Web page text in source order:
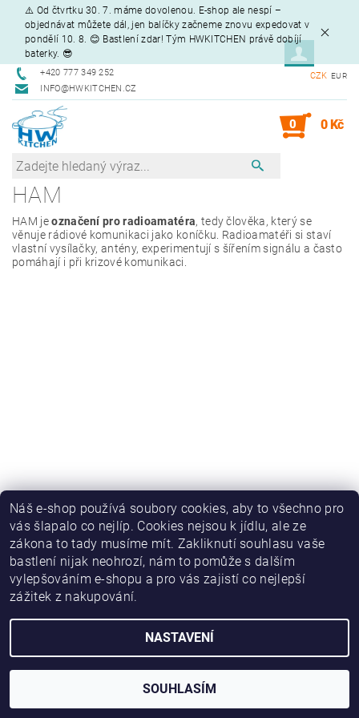
⚠️ Od čtvrtku 30. 7. máme dovolenou. E-shop ale nespí –
objednávat můžete dál, jen balíčky začneme znovu expedovat v
pondělí 10. 8. 😊 Bastlení zdar! Tým HWKITCHEN právě dobíjí
baterky. 😎
+420 777 349 252
INFO@HWKITCHEN.CZ
CZK EUR
0 0 Kč
HAM
HAM jeoznačení pro radioamatéra, tedy člověka, který se
věnuje rádiové komunikaci jako koníčku. Radioamatéři si staví
vlastní vysílačky, antény, experimentují s šířením signálu a často
pomáhají i při krizové komunikaci.
2026 © HWKITCHEN, všechna práva vyhrazena
Vytvořil Shoptet
Náš e-shop používá soubory cookies, aby to všechno pro
vás šlapalo co nejlíp. Cookies nejsou k jídlu, ale ze
zákona to tady musíme mít. Zakliknutí souhlasu vaše
bastlení nijak neohrozí, nám to pomůže s dalším
vylepšováním e-shopu a pro vás zajistí co nejlepší
zážitek z nakupování.
NASTAVENÍ
SOUHLASÍM